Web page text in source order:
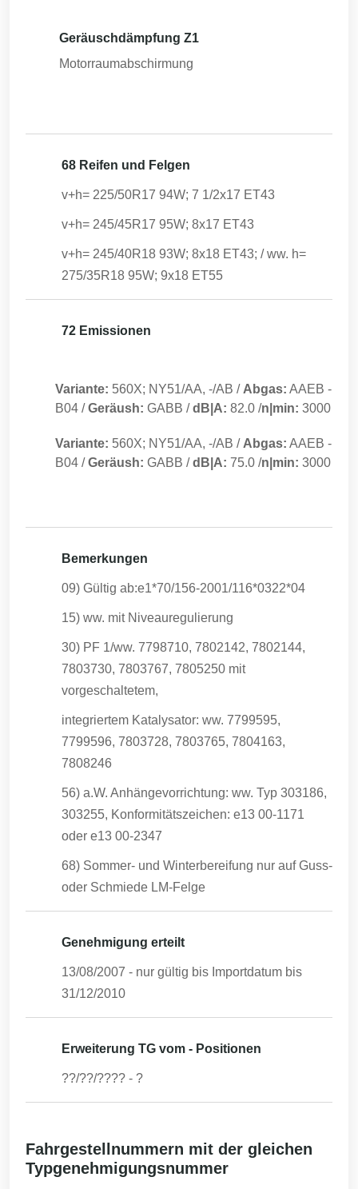
Geräuschdämpfung Z1
Motorraumabschirmung
68 Reifen und Felgen
v+h= 225/50R17 94W; 7 1/2x17 ET43
v+h= 245/45R17 95W; 8x17 ET43
v+h= 245/40R18 93W; 8x18 ET43; / ww. h=
275/35R18 95W; 9x18 ET55
72 Emissionen
Variante: 560X; NY51/AA, -/AB / Abgas: AAEB -
B04 /Geräush: GABB /dB|A: 82.0 /n|min: 3000
Variante: 560X; NY51/AA, -/AB / Abgas: AAEB -
B04 /Geräush: GABB /dB|A: 75.0 /n|min: 3000
Bemerkungen
09) Gültig ab:e1*70/156-2001/116*0322*04
15) ww. mit Niveauregulierung
30) PF 1/ww. 7798710, 7802142, 7802144,
7803730, 7803767, 7805250 mit
vorgeschaltetem,
integriertem Katalysator: ww. 7799595,
7799596, 7803728, 7803765, 7804163,
7808246
56) a.W. Anhängevorrichtung: ww. Typ 303186,
303255, Konformitätszeichen: e13 00-1171
oder e13 00-2347
68) Sommer- und Winterbereifung nur auf Guss-
oder Schmiede LM-Felge
Genehmigung erteilt
13/08/2007 - nur gültig bis Importdatum bis
31/12/2010
Erweiterung TG vom - Positionen
??/??/???? - ?
Fahrgestellnummern mit der gleichen
Typgenehmigungsnummer